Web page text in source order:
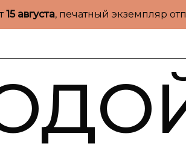
15 августа, печатный экземпляр